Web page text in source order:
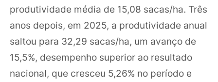
produtividade média de 15,08 sacas/ha. Três
anos depois, em 2025, a produtividade anual
saltou para 32,29 sacas/ha, um avanço de
15,5%, desempenho superior ao resultado
nacional, que cresceu 5,26% no período e